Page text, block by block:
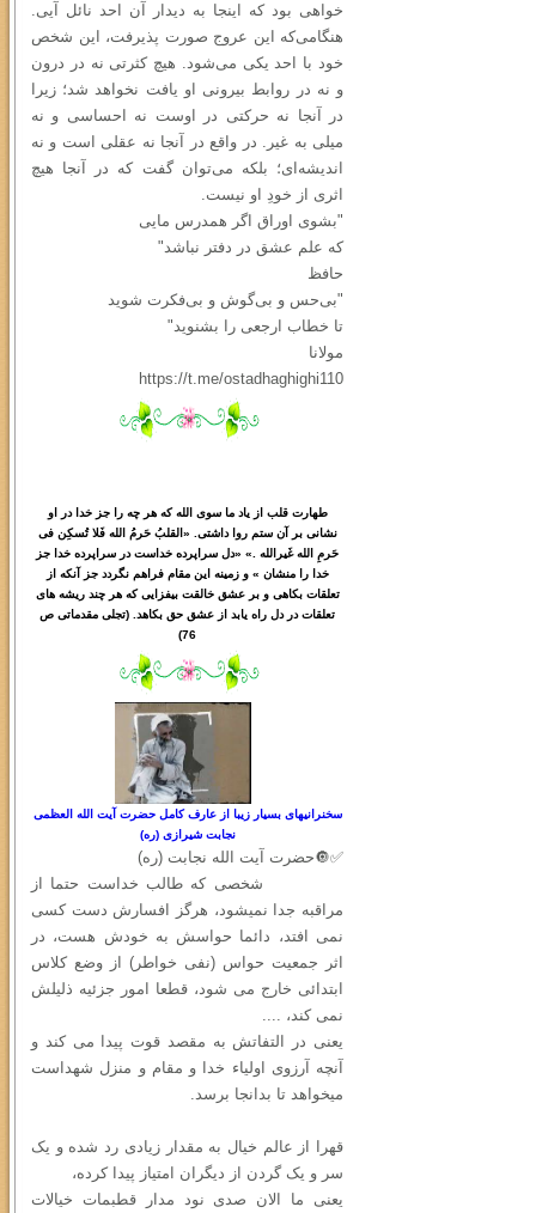
خواهی بود که اینجا به دیدار آن احد نائل آیی.
هنگامی‌که این عروج صورت پذیرفت، این شخص
خود با احد یکی می‌شود. هیچ کثرتی نه در درون
و نه در روابط بیرونی او یافت نخواهد شد؛ زیرا
در آنجا نه حرکتی در اوست نه احساسی و نه
میلی به غیر. در واقع در آنجا نه عقلی است و نه
اندیشه‌ای؛ بلکه می‌توان گفت که در آنجا هیچ
اثری از خودِ او نیست.
"بشوی اوراق اگر همدرس مایی
که علم عشق در دفتر نباشد"
حافظ
"بی‌حس و بی‌گوش و بی‌فکرت شوید
تا خطاب ارجعی را بشنوید"
مولانا
https://t.me/ostadhaghighi110
طهارت قلب از یاد ما سوی الله که هر چه را جز خدا در او
نشانی بر آن ستم روا داشتی. «القلبُ حَرمُ الله فَلا تُسکِن فی
حَرمِ الله غَیرالله .» «دل سراپرده خداست در سراپرده خدا جز
خدا را منشان » و زمینه این مقام فراهم نگردد جز آنکه از
تعلقات بکاهی و بر عشق خالقت بیفزایی که هر چند ریشه های
تعلقات در دل راه یابد از عشق حق بکاهد. (تجلی مقدماتی ص
76)
سخنرانیهای بسیار زیبا از عارف کامل حضرت آیت الله العظمی
نجابت شیرازی (ره)
✅🔘حضرت آیت الله نجابت (ره)
شخصی که طالب خداست حتما از
مراقبه جدا نمیشود، هرگز افسارش دست کسی
نمی افتد، دائما حواسش به خودش هست، در
اثر جمعیت حواس (نفی خواطر) از وضع کلاس
ابتدائی خارج می شود، قطعا امور جزئیه ذلیلش
نمی کند، ....
یعنی در التفاتش به مقصد قوت پیدا می کند و
آنچه آرزوی اولیاء خدا و مقام و منزل شهداست
میخواهد تا بدانجا برسد.
قهرا از عالم خیال به مقدار زیادی رد شده و یک
سر و یک گردن از دیگران امتیاز پیدا کرده،
یعنی ما الان صدی نود مدار قطبمات خیالات